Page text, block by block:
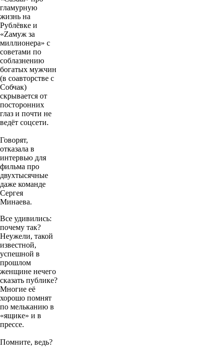
гламурную
жизнь на
Рублёвке и
«Zамуж за
миллионера» с
советами по
соблазнению
богатых мужчин
(в соавторстве с
Собчак)
скрывается от
посторонних
глаз и почти не
ведёт соцсети.
Говорят,
отказала в
интервью для
фильма про
двухтысячные
даже команде
Сергея
Минаева.
Все удивились:
почему так?
Неужели, такой
известной,
успешной в
прошлом
женщине нечего
сказать публике?
Многие её
хорошо помнят
по мельканию в
«ящике» и в
прессе.
Помните, ведь?